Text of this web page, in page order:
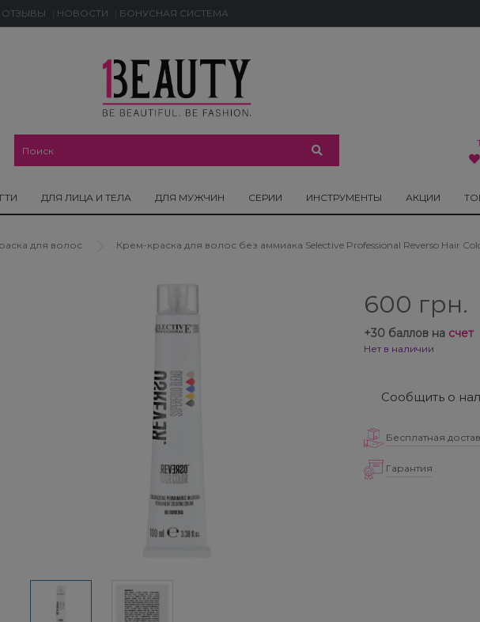
ОТЗЫВЫ НОВОСТИ БОНУСНАЯ СИСТЕМА
ДЛЯ ЛИЦА И ТЕЛА ДЛЯ МУЖЧИН СЕРИИ ИНСТРУМЕНТЫ АКЦИИ
для волос Крем-краска для волос без аммиака Selective Professional Reverso Hair
600 грн.
+30баллов на счет
Нет в наличии
Сообщить о
Бесплатная
Гарантия